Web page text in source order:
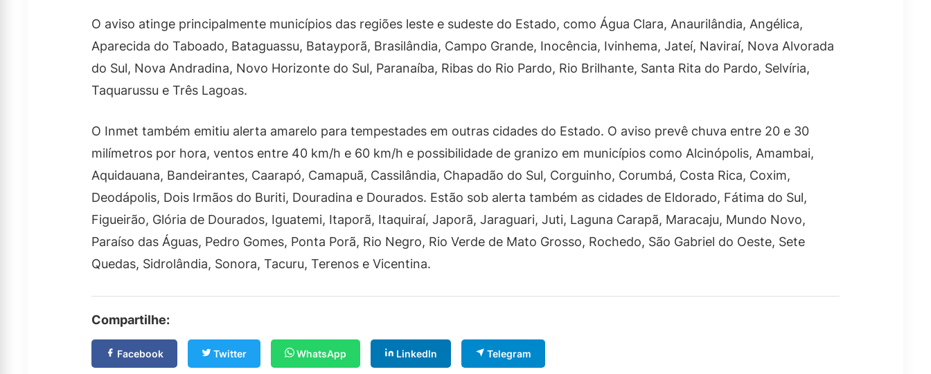
O aviso atinge principalmente municípios das regiões leste e sudeste do Estado, como Água Clara, Anaurilândia, Angélica,
Aparecida do Taboado, Bataguassu, Batayporã, Brasilândia, Campo Grande, Inocência, Ivinhema, Jateí, Naviraí, Nova Alvorada
do Sul, Nova Andradina, Novo Horizonte do Sul, Paranaíba, Ribas do Rio Pardo, Rio Brilhante, Santa Rita do Pardo, Selvíria,
Taquarussu e Três Lagoas.
O Inmet também emitiu alerta amarelo para tempestades em outras cidades do Estado. O aviso prevê chuva entre 20 e 30
milímetros por hora, ventos entre 40 km/h e 60 km/h e possibilidade de granizo em municípios como Alcinópolis, Amambai,
Aquidauana, Bandeirantes, Caarapó, Camapuã, Cassilândia, Chapadão do Sul, Corguinho, Corumbá, Costa Rica, Coxim,
Deodápolis, Dois Irmãos do Buriti, Douradina e Dourados. Estão sob alerta também as cidades de Eldorado, Fátima do Sul,
Figueirão, Glória de Dourados, Iguatemi, Itaporã, Itaquiraí, Japorã, Jaraguari, Juti, Laguna Carapã, Maracaju, Mundo Novo,
Paraíso das Águas, Pedro Gomes, Ponta Porã, Rio Negro, Rio Verde de Mato Grosso, Rochedo, São Gabriel do Oeste, Sete
Quedas, Sidrolândia, Sonora, Tacuru, Terenos e Vicentina.
Compartilhe:
Facebook Twitter WhatsApp LinkedIn Telegram